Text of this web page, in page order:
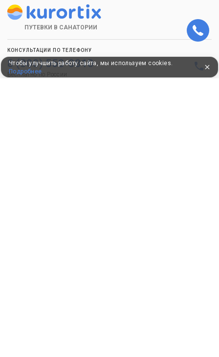
ПУТЕВКИ В САНАТОРИИ
КОНСУЛЬТАЦИИ ПО ТЕЛЕФОНУ
8 (800) 550-0810
Бесплатно по России
Чтобы улучшить работу сайта, мы используем cookies.
Подробнее